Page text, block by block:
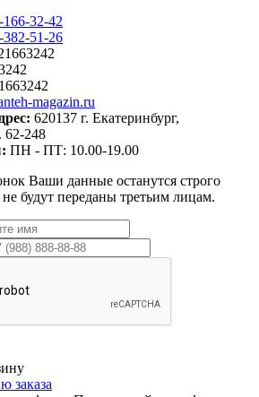
32-42
51-26
magazin.ru
620137 г. Екатеринбург,
62-248
ПН - ПТ: 10.00-19.00
Ваши данные останутся строго
будут переданы третьим лицам.
заказа